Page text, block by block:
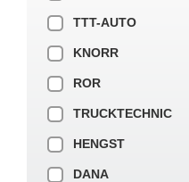
TTT-AUTO
KNORR
ROR
TRUCKTECHNIC
HENGST
DANA